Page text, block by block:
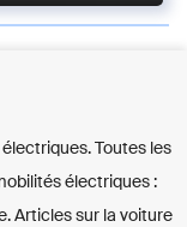
Toutes les
électriques :
Articles sur la voiture